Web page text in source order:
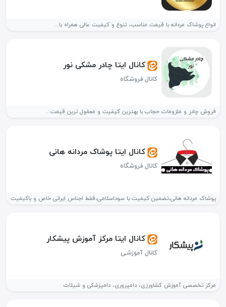
انواع پوشاک مردانه با قیمت مناسب، تنوع و کیفیت عالی همراه با...
کانال ایتا چادر مشکی نور
کانال فروشگاه
فروش چادر و ملزومات حجاب با بهترین کیفیت و معقول ترین قیمت...
کانال ایتا پوشاک مردانه هانی
کانال فروشگاه
پوشاک مردانه هانی،تضمین کیفیت با سوداسلامی،فقط اجناس ایرانی خاص و باکیفیت
کانال ایتا مرکز آموزش پیشکار
کانال آموزشی
مرکز تخصصی آموزش کشاورزی، دامپروری، دامپزشکی و شیلات